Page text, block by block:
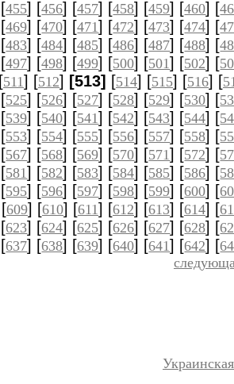
[455] [456] [457] [458] [459] [460] [
[469] [470] [471] [472] [473] [474] [
[483] [484] [485] [486] [487] [488] [
[497] [498] [499] [500] [501] [502] [
[511] [512] [513] [514] [515] [516] [
[525] [526] [527] [528] [529] [530] [
[539] [540] [541] [542] [543] [544] [
[553] [554] [555] [556] [557] [558] [
[567] [568] [569] [570] [571] [572] [
[581] [582] [583] [584] [585] [586] [
[595] [596] [597] [598] [599] [600] [
[609] [610] [611] [612] [613] [614] [
[623] [624] [625] [626] [627] [628] [
[637] [638] [639] [640] [641] [642] [